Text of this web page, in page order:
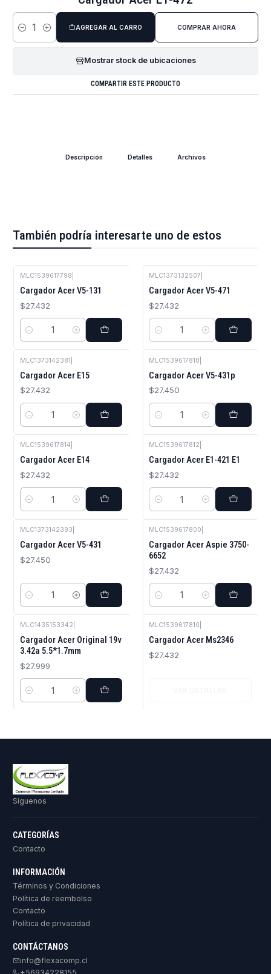
Cantidad
AGREGAR AL CARRO COMPRAR AHORA
Mostrar stock de ubicaciones
COMPARTIR ESTE PRODUCTO
Descripción Detalles Archivos
También podría interesarte uno de estos
MLC1539617798
Cargador Acer V5-131
$27.432
Cantidad
MLC1373132507
Cargador Acer V5-471
$27.432
Cantidad
MLC1373142381
Cargador Acer E15
$27.432
Cantidad
MLC1539617818
Cargador Acer V5-431p
$27.450
Cantidad
MLC1539617814
Cargador Acer E14
$27.432
Cantidad
MLC1539617812
Cargador Acer E1-421 E1
$27.432
Cantidad
MLC1373142393
Cargador Acer V5-431
$27.450
Cantidad
MLC1539617800
Cargador Acer Aspie 3750-
6652
$27.432
Cantidad
MLC1435153342
Cargador Acer Original 19v
3.42a 5.5*1.7mm
$27.999
Cantidad
MLC1539617810
Cargador Acer Ms2346
$27.432
Síguenos
CATEGORÍAS
Contacto
INFORMACIÓN
Términos y Condiciones
Política de reembolso
Contacto
Política de privacidad
CONTÁCTANOS
info@flexacomp.cl